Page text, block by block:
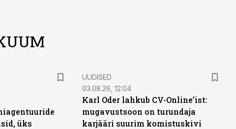
üks
UUDISED
03.08.26, 12:04
Karl Oder lahkub CV-Online’ist:
mugavustsoon on turundaja
karjääri suurim komistuskivi